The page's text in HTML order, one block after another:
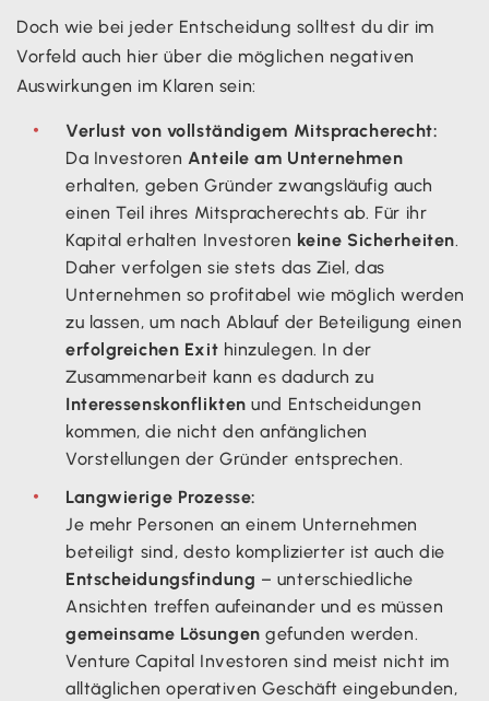
Doch wie bei jeder Entscheidung solltest du dir im
Vorfeld auch hier über die möglichen negativen
Auswirkungen im Klaren sein:
Verlust von vollständigem Mitspracherecht:
Da Investoren Anteile am Unternehmen
erhalten, geben Gründer zwangsläufig auch
einen Teil ihres Mitspracherechts ab. Für ihr
Kapital erhalten Investoren keine Sicherheiten.
Daher verfolgen sie stets das Ziel, das
Unternehmen so profitabel wie möglich werden
zu lassen, um nach Ablauf der Beteiligung einen
erfolgreichen Exit hinzulegen. In der
Zusammenarbeit kann es dadurch zu
Interessenskonflikten und Entscheidungen
kommen, die nicht den anfänglichen
Vorstellungen der Gründer entsprechen.
Langwierige Prozesse:
Je mehr Personen an einem Unternehmen
beteiligt sind, desto komplizierter ist auch die
Entscheidungsfindung – unterschiedliche
Ansichten treffen aufeinander und es müssen
gemeinsame Lösungen gefunden werden.
Venture Capital Investoren sind meist nicht im
alltäglichen operativen Geschäft eingebunden,